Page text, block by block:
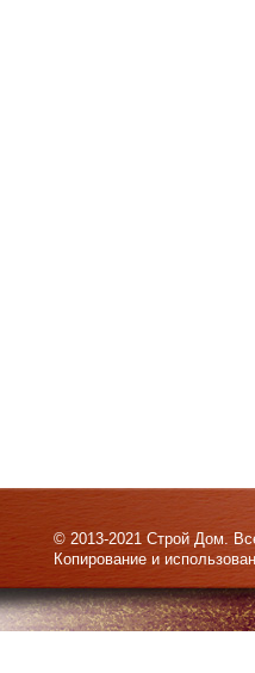
© 2013-2021 Строй Дом.
Копирование и